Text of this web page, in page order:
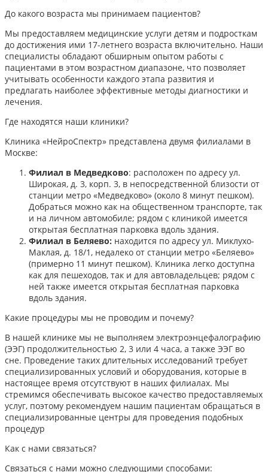
До какого возраста мы принимаем пациентов?
Мы предоставляем медицинские услуги детям и подросткам
до достижения ими 17-летнего возраста включительно. Наши
специалисты обладают обширным опытом работы с
пациентами в этом возрастном диапазоне, что позволяет
учитывать особенности каждого этапа развития и
предлагать наиболее эффективные методы диагностики и
лечения.​
Где находятся наши клиники?
Клиника «НейроСпектр» представлена двумя филиалами в
Москве:​
Филиал в Медведково: расположен по адресу ул.
Широкая, д. 3, корп. 3, в непосредственной близости от
станции метро «Медведково» (около 8 минут пешком).
Добраться можно как на общественном транспорте, так
и на личном автомобиле; рядом с клиникой имеется
открытая бесплатная парковка вдоль здания.
Филиал в Беляево: находится по адресу ул. Миклухо-
Маклая, д. 18/1, недалеко от станции метро «Беляево»
(примерно 11 минут пешком). Клиника легко доступна
как для пешеходов, так и для автовладельцев; рядом с
ней также имеется открытая бесплатная парковка
вдоль здания.
Какие процедуры мы не проводим и почему?
В нашей клинике мы не выполняем электроэнцефалографию
(ЭЭГ) продолжительностью 2, 3 или 4 часа, а также ЭЭГ во
сне. Проведение таких длительных исследований требует
специализированных условий и оборудования, которые в
настоящее время отсутствуют в наших филиалах. Мы
стремимся обеспечивать высокое качество предоставляемых
услуг, поэтому рекомендуем нашим пациентам обращаться в
специализированные центры для проведения подобных
процедур
Как с нами связаться?
Связаться с нами можно следующими способами:​